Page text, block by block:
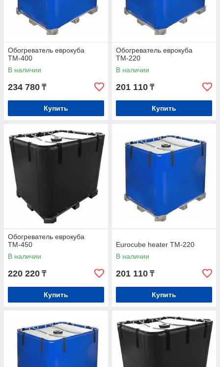
Обогреватель еврокуба
ТМ-400
В наличии
234 780 ₸
Купить
Обогреватель еврокуба
ТМ-220
В наличии
201 110 ₸
Купить
Обогреватель еврокуба
ТМ-450
В наличии
220 220 ₸
Купить
Eurocube heater TM-220
В наличии
201 110 ₸
Купить